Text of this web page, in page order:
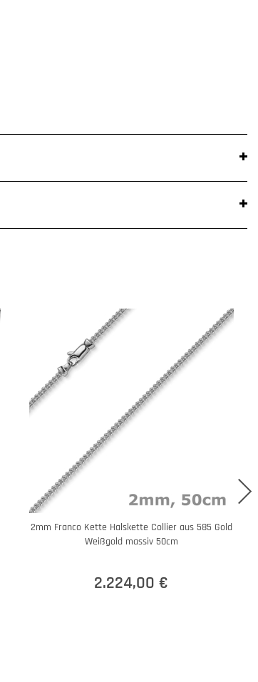
2mm Franco Kette Halskette Collier aus 585 Gold
Weißgold massiv 50cm
2.224,00 €